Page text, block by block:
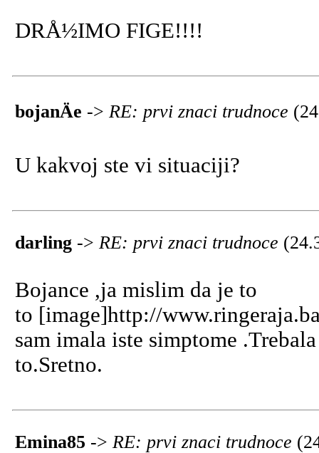
DRÅ½IMO FIGE!!!!
bojanÄe -> RE: prvi znaci trudnoce
U kakvoj ste vi situaciji?
darling -> RE: prvi znaci trudnoce
Bojance ,ja mislim da je to
to [image]http://
sam imala iste simptome
to.Sretno.
Emina85 -> RE: prvi znaci trudnoce